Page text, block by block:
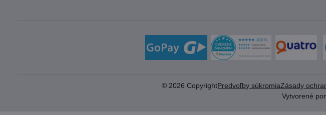
©2026 CopyrightPredvoľby súkromiaZásady
Vytvorené